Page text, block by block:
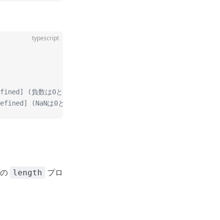
typescript
(負数は0として扱われる)
(NaNは0として扱われる)
length
プロ